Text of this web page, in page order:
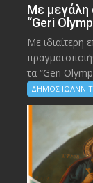
Με μεγάλη
“Geri
Με ιδιαίτερη
τα “Geri
ΔΗΜΟΣ